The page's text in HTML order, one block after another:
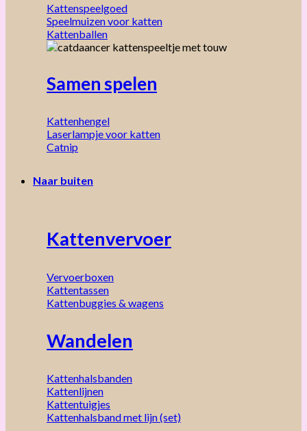
Kattenspeelgoed
Speelmuizen voor katten
Kattenballen
Samen spelen
Kattenhengel
Laserlampje voor katten
Catnip
Naar buiten
Kattenvervoer
Vervoerboxen
Kattentassen
Kattenbuggies & wagens
Wandelen
Kattenhalsbanden
Kattenlijnen
Kattentuigjes
Kattenhalsband met lijn (set)